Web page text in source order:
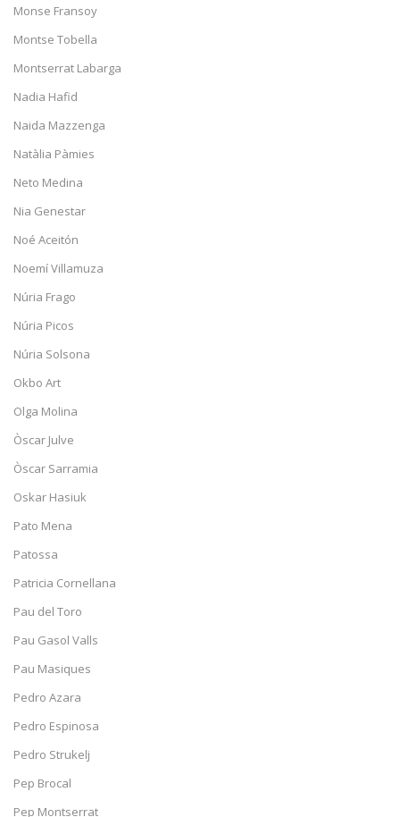
Monse Fransoy
Montse Tobella
Montserrat Labarga
Nadia Hafid
Naida Mazzenga
Natàlia Pàmies
Neto Medina
Nia Genestar
Noé Aceitón
Noemí Villamuza
Núria Frago
Núria Picos
Núria Solsona
Okbo Art
Olga Molina
Òscar Julve
Òscar Sarramia
Oskar Hasiuk
Pato Mena
Patossa
Patricia Cornellana
Pau del Toro
Pau Gasol Valls
Pau Masiques
Pedro Azara
Pedro Espinosa
Pedro Strukelj
Pep Brocal
Pep Montserrat